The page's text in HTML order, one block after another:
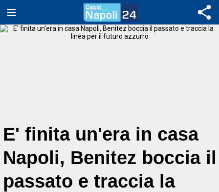
E' finita un'era in casa
Napoli, Benitez boccia il
passato e traccia la